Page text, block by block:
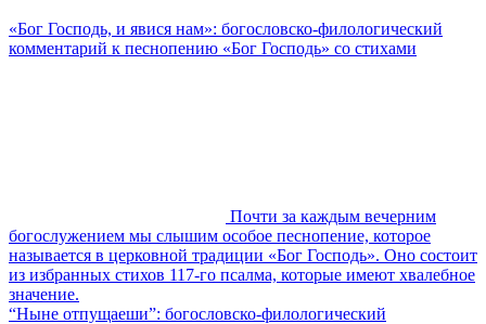
«Бог Господь, и явися нам»: богословско-филологический
комментарий к песнопению «Бог Господь» со стихами
Почти за каждым вечерним
богослужением мы слышим особое песнопение, которое
называется в церковной традиции «Бог Господь». Оно состоит
из избранных стихов 117-го псалма, которые имеют хвалебное
значение.
“Ныне отпущаеши”: богословско-филологический